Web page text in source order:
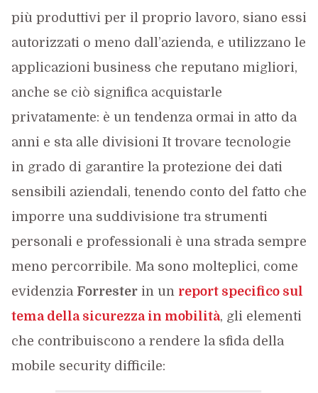
più produttivi per il proprio lavoro, siano essi
autorizzati o meno dall’azienda, e utilizzano le
applicazioni business che reputano migliori,
anche se ciò significa acquistarle
privatamente: è un tendenza ormai in atto da
anni e sta alle divisioni It trovare tecnologie
in grado di garantire la protezione dei dati
sensibili aziendali, tenendo conto del fatto che
imporre una suddivisione tra strumenti
personali e professionali è una strada sempre
meno percorribile. Ma sono molteplici, come
evidenzia Forresterin un report specifico sul
tema della sicurezza in mobilità, gli elementi
che contribuiscono a rendere la sfida della
mobile security difficile: